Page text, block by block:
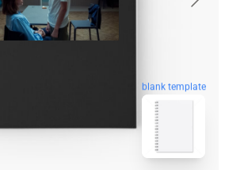
blank template